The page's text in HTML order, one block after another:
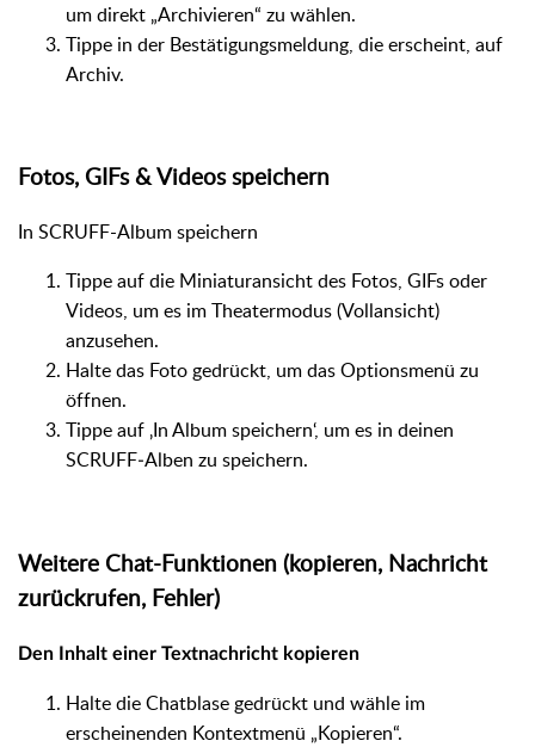
um direkt „Archivieren“ zu wählen.
Tippe in der Bestätigungsmeldung, die erscheint, auf
Archiv.
Fotos, GIFs & Videos speichern
In SCRUFF-Album speichern
Tippe auf die Miniaturansicht des Fotos, GIFs oder
Videos, um es im Theatermodus (Vollansicht)
anzusehen.
Halte das Foto gedrückt, um das Optionsmenü zu
öffnen.
Tippe auf ‚In Album speichern‘, um es in deinen
SCRUFF‑Alben zu speichern.
Weitere Chat-Funktionen (kopieren, Nachricht
zurückrufen, Fehler)
Den Inhalt einer Textnachricht kopieren
Halte die Chatblase gedrückt und wähle im
erscheinenden Kontextmenü „Kopieren“.